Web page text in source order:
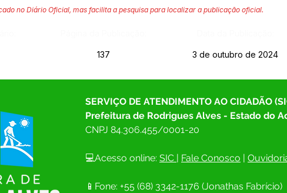
no Diário Oficial, mas facilita a pesquisa para localizar a publicação oficial.
137 3 de outubro de 2024
SERVIÇO DE ATENDIMENTO AO CIDADÃO
Prefeitura de Rodrigues Alves - Estado do
CNPJ 84.306.455/0001-20
💻Acesso online: SIC | Fale Conosco |
📱Fone: +55 (68) 3342-1176 (Jonathas Fabrício)